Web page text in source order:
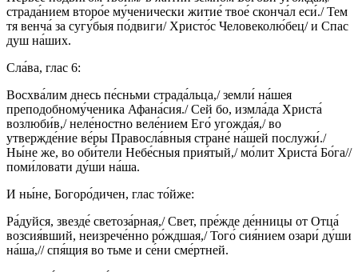
страда́нием второ́е му́ченически житие́ твое́ сконча́л еси́./ Тем
тя венча́ за сугу́быя по́двиги/ Христо́с Человеколю́бец/ и Спас
душ на́ших.
Сла́ва, глас 6:
Восхва́лим днесь пе́сньми страда́льца,/ земли́ на́шея
преподобному́ченика Афана́сия./ Сей бо, измла́да Христа́
возлюби́в,/ неле́ностно веле́нием Его́ угожда́я,/ во
утвержде́ние ве́ры Правосла́вныя стране́ на́шей послужи́./
Ны́не же, во оби́тели Небе́сныя прия́тый,/ мо́лит Христа́ Бо́га//
поми́ловати ду́ши на́ша.
И ны́не, Богоро́дичен, глас то́йже:
Ра́дуйся, звезде́ светоза́рная,/ Свет, пре́жде де́нницы от Отца́
возсия́вший, неизрече́нно ро́ждшая,/ Того́ сия́нием озари́ ду́ши
на́ша,// спя́щия во тьме и се́ни сме́ртней.